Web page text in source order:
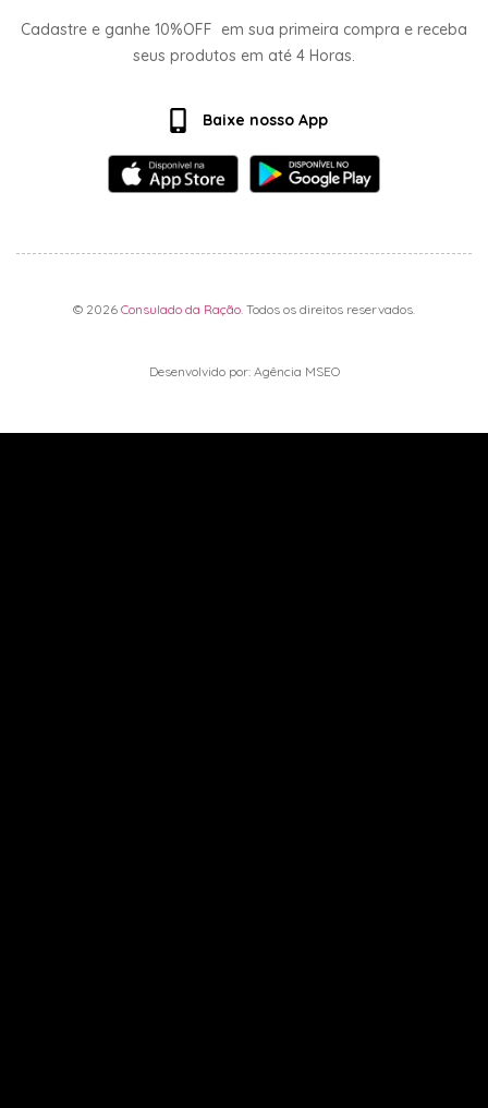
Cadastre e ganhe 10%OFF em sua primeira compra e receba
seus produtos em até 4 Horas.
Baixe nosso App
© 2026 Consulado da Ração. Todos os direitos reservados.
Desenvolvido por: Agência MSEO